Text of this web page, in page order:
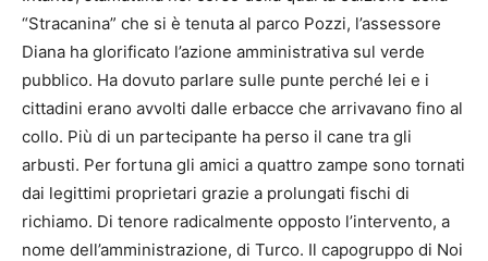
“Stracanina” che si è tenuta al parco Pozzi, l’assessore
Diana ha glorificato l’azione amministrativa sul verde
pubblico. Ha dovuto parlare sulle punte perché lei e i
cittadini erano avvolti dalle erbacce che arrivavano fino al
collo. Più di un partecipante ha perso il cane tra gli
arbusti. Per fortuna gli amici a quattro zampe sono tornati
dai legittimi proprietari grazie a prolungati fischi di
richiamo. Di tenore radicalmente opposto l’intervento, a
nome dell’amministrazione, di Turco. Il capogruppo di Noi